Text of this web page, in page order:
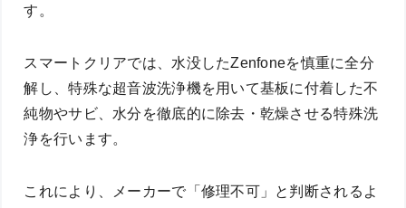
す。
スマートクリアでは、水没したZenfoneを慎重に全分
解し、特殊な超音波洗浄機を用いて基板に付着した不
純物やサビ、水分を徹底的に除去・乾燥させる特殊洗
浄を行います。
これにより、メーカーで「修理不可」と判断されるよ